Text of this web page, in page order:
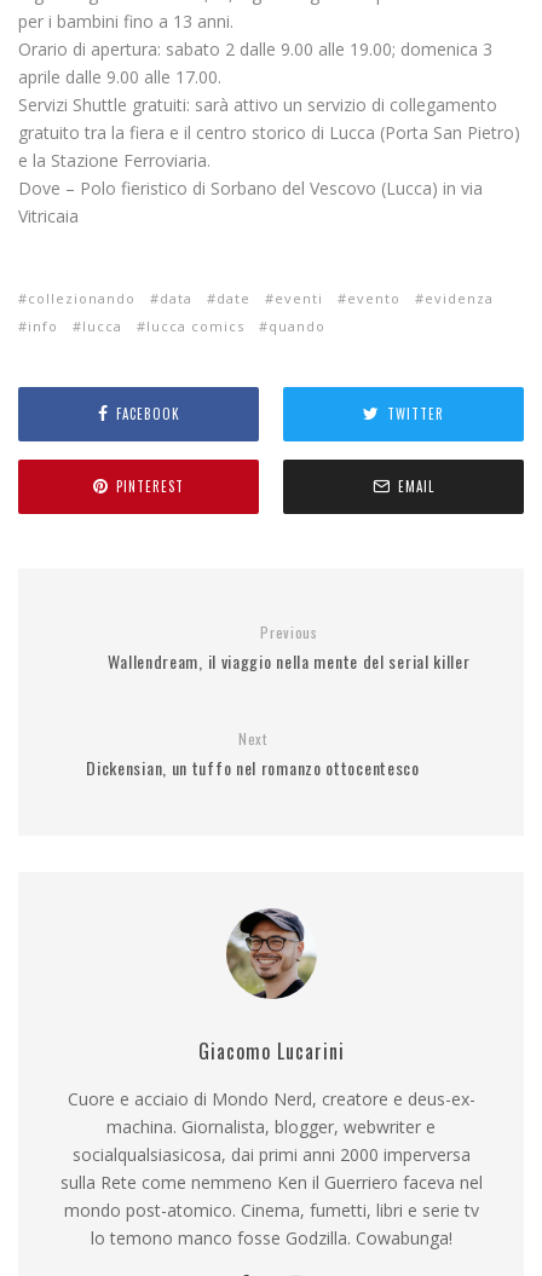
per i bambini fino a 13 anni.
Orario di apertura: sabato 2 dalle 9.00 alle 19.00; domenica 3
aprile dalle 9.00 alle 17.00.
Servizi Shuttle gratuiti: sarà attivo un servizio di collegamento
gratuito tra la fiera e il centro storico di Lucca (Porta San Pietro)
e la Stazione Ferroviaria.
Dove – Polo fieristico di Sorbano del Vescovo (Lucca) in via
Vitricaia
collezionando data date eventi evento
evidenza
info
lucca lucca comics quando
FACEBOOK TWITTER
PINTEREST EMAIL
Previous
Wallendream, il viaggio nella mente del serial killer
Next
Dickensian, un tuffo nel romanzo ottocentesco
Giacomo Lucarini
Cuore e acciaio di Mondo Nerd, creatore e deus-ex-
machina. Giornalista, blogger, webwriter e
socialqualsiasicosa, dai primi anni 2000 imperversa
sulla Rete come nemmeno Ken il Guerriero faceva nel
mondo post-atomico. Cinema, fumetti, libri e serie tv
lo temono manco fosse Godzilla. Cowabunga!